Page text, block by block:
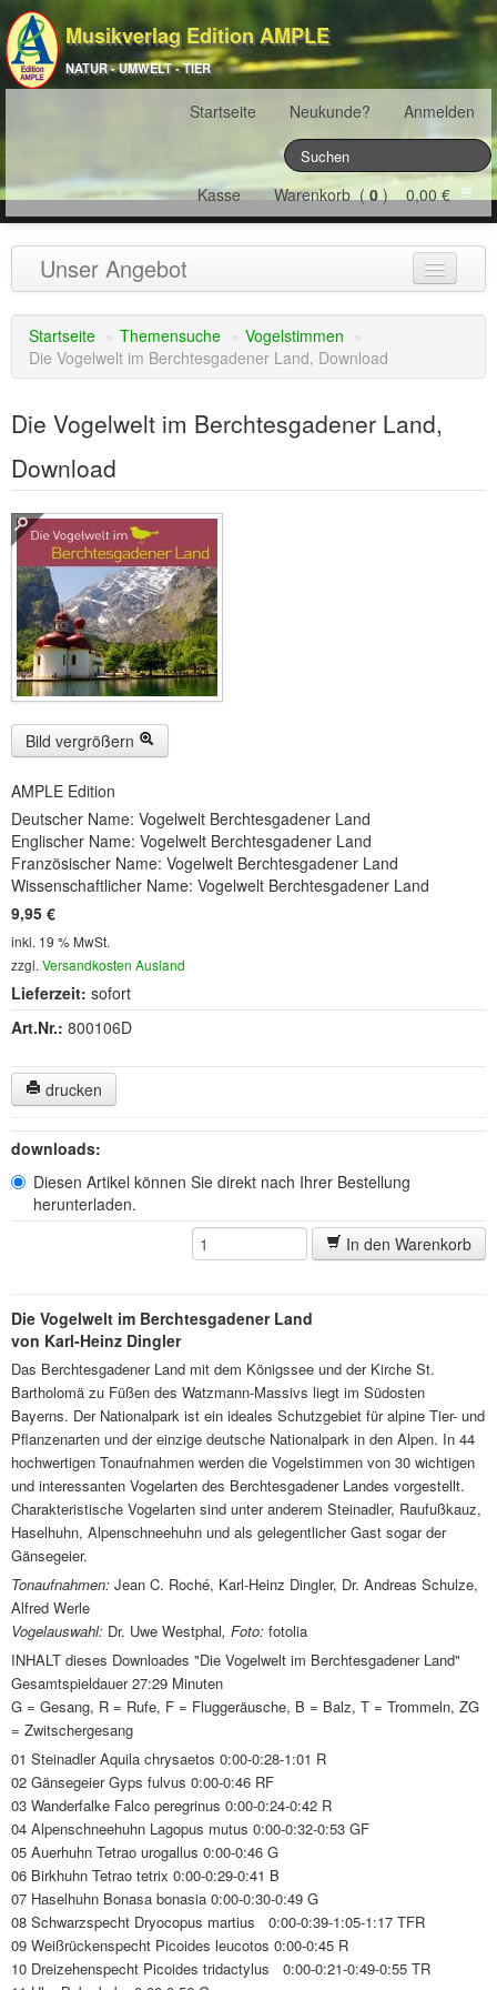
Musikverlag Edition AMPLE
NATUR - UMWELT - TIER
Startseite Neukunde? Anmelden
Kasse Warenkorb (0) 0,00 €
Unser Angebot
NATURJAHR(12)
ÖSTERREICH(22)
Serie ENTSPANNUNG NATUR
CDs
SOFORT HERUNTERLADEN
CD-ROM-MP3/DVD-ROM-MP3
DVD-Videos(8)
Spezial, Buch
Engl./Franz. Produkte(33)
Themensuche
Soundarchiv
Startseite » Themensuche » Vogelstimmen »
Die Vogelwelt im Berchtesgadener Land, Download
Die Vogelwelt im Berchtesgadener Land,
Download
Bild vergrößern
AMPLE Edition
Deutscher Name: Vogelwelt Berchtesgadener Land
Englischer Name: Vogelwelt Berchtesgadener Land
Französischer Name: Vogelwelt Berchtesgadener Land
Wissenschaftlicher Name: Vogelwelt Berchtesgadener Land
9,95 €
inkl. 19 % MwSt.
zzgl. Versandkosten Ausland
Lieferzeit: sofort
Art.Nr.: 800106D
drucken
downloads:
Diesen Artikel können Sie direkt nach Ihrer Bestellung
herunterladen.
In den Warenkorb
Die Vogelwelt im Berchtesgadener Land
von Karl-Heinz Dingler
Das Berchtesgadener Land mit dem Königssee und der Kirche St.
Bartholomä zu Füßen des Watzmann-Massivs liegt im Südosten
Bayerns. Der Nationalpark ist ein ideales Schutzgebiet für alpine Tier- und
Pflanzenarten und der einzige deutsche Nationalpark in den Alpen. In 44
hochwertigen Tonaufnahmen werden die Vogelstimmen von 30 wichtigen
und interessanten Vogelarten des Berchtesgadener Landes vorgestellt.
Charakteristische Vogelarten sind unter anderem Steinadler, Raufußkauz,
Haselhuhn, Alpenschneehuhn und als gelegentlicher Gast sogar der
Gänsegeier.
Tonaufnahmen: Jean C. Roché, Karl-Heinz Dingler, Dr. Andreas Schulze,
Alfred Werle
Vogelauswahl: Dr. Uwe Westphal, Foto: fotolia
INHALT dieses Downloades "Die Vogelwelt im Berchtesgadener Land"
Gesamtspieldauer 27:29 Minuten
G = Gesang, R = Rufe, F = Fluggeräusche, B = Balz, T = Trommeln, ZG
= Zwitschergesang
01 Steinadler Aquila chrysaetos 0:00-0:28-1:01 R
02 Gänsegeier Gyps fulvus 0:00-0:46 RF
03 Wanderfalke Falco peregrinus 0:00-0:24-0:42 R
04 Alpenschneehuhn Lagopus mutus 0:00-0:32-0:53 GF
05 Auerhuhn Tetrao urogallus 0:00-0:46 G
06 Birkhuhn Tetrao tetrix 0:00-0:29-0:41 B
07 Haselhuhn Bonasa bonasia 0:00-0:30-0:49 G
08 Schwarzspecht Dryocopus martius 0:00-0:39-1:05-1:17 TFR
09 Weißrückenspecht Picoides leucotos 0:00-0:45 R
10 Dreizehenspecht Picoides tridactylus 0:00-0:21-0:49-0:55 TR